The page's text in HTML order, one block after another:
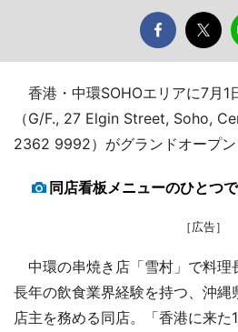
香港・中環SOHOエリアに7月1
（G/F., 27 Elgin Street, Soho,
2362 9992）がグランドオープン
同店看板メニューのひとつ
［広告］
中環の串焼き店「雪村」で料理
長年の飲食業界経験を持つ、沖
店主を務める同店。「香港に来